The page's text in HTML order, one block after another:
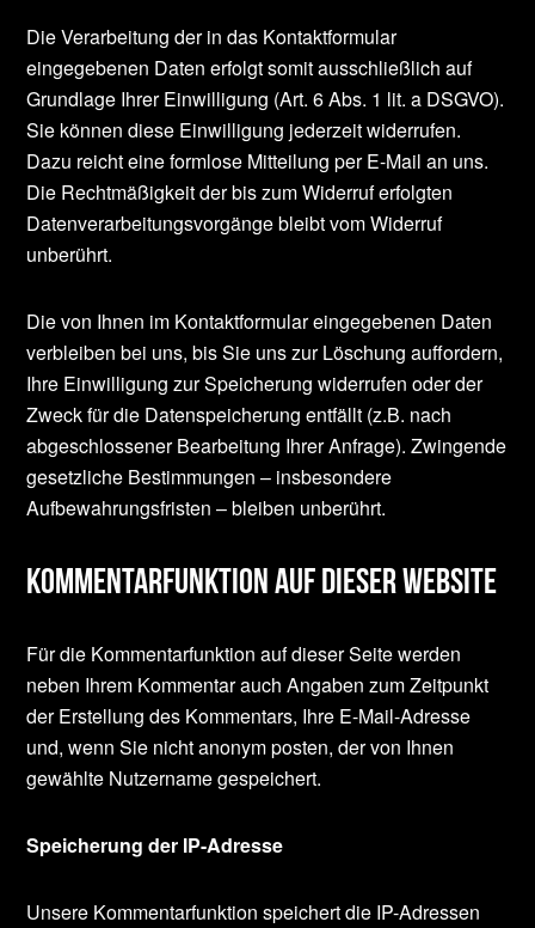
Die Verarbeitung der in das Kontaktformular
eingegebenen Daten erfolgt somit ausschließlich auf
Grundlage Ihrer Einwilligung (Art. 6 Abs. 1 lit. a DSGVO).
Sie können diese Einwilligung jederzeit widerrufen.
Dazu reicht eine formlose Mitteilung per E-Mail an uns.
Die Rechtmäßigkeit der bis zum Widerruf erfolgten
Datenverarbeitungsvorgänge bleibt vom Widerruf
unberührt.
Die von Ihnen im Kontaktformular eingegebenen Daten
verbleiben bei uns, bis Sie uns zur Löschung auffordern,
Ihre Einwilligung zur Speicherung widerrufen oder der
Zweck für die Datenspeicherung entfällt (z.B. nach
abgeschlossener Bearbeitung Ihrer Anfrage). Zwingende
gesetzliche Bestimmungen – insbesondere
Aufbewahrungsfristen – bleiben unberührt.
Kommentarfunktion auf dieser Website
Für die Kommentarfunktion auf dieser Seite werden
neben Ihrem Kommentar auch Angaben zum Zeitpunkt
der Erstellung des Kommentars, Ihre E-Mail-Adresse
und, wenn Sie nicht anonym posten, der von Ihnen
gewählte Nutzername gespeichert.
Speicherung der IP-Adresse
Unsere Kommentarfunktion speichert die IP-Adressen